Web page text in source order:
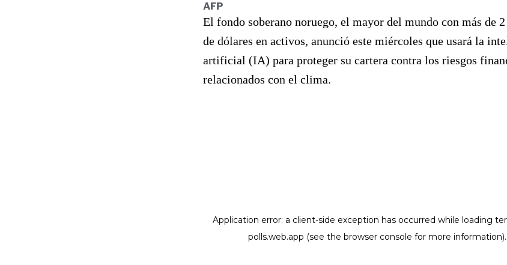
AFP
El fondo soberano noruego, el mayor del mundo con más de
de dólares en activos, anunció este miércoles que usará la
artificial (IA) para proteger su cartera contra los riesgos
relacionados con el clima.